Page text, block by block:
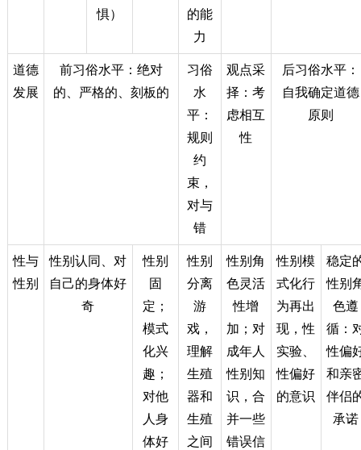
惧）
的能
力
道德
发展
前习俗水平：绝对
的、严格的、刻板的
习俗
水
平：
规则
约
束，
对与
错
观点采
择：考
虑相互
性
后习俗水平：
自我确定道德
原则
性与
性别
性别认同、对
自己的身体好
奇
性别
固
定；
模式
化兴
趣；
对他
人身
体好
性别
分离
游
戏，
理解
生殖
器和
生殖
之间
性别角
色灵活
性增
加；对
成年人
性别知
识，合
并一些
错误信
性别模
式化行
为再出
现，性
实验、
性偏好
的意识
稳定
性别
色遵
循：
性偏
和亲
伴侣
承诺